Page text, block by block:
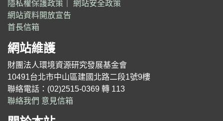
隱私權保護政策
網站安全政策
網站資料開放宣告
首長信箱
網站維護
財團法人環境資源研究發展基金會
10491台北市中山區建國北路二段1號9樓
聯絡電話：(02)2515-0369 轉 113
聯絡我們 意見信箱